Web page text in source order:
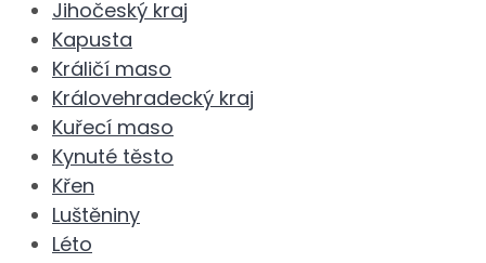
Jihočeský kraj
Kapusta
Králičí maso
Královehradecký kraj
Kuřecí maso
Kynuté těsto
Křen
Luštěniny
Léto